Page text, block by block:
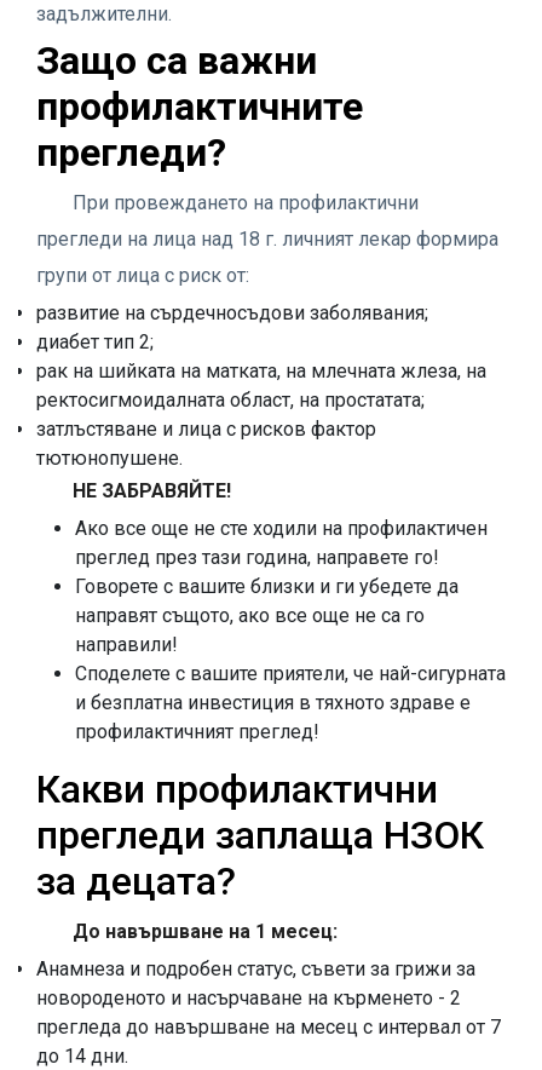
задължителни.
Защо са важни
профилактичните
прегледи?
При провеждането на профилактични
прегледи на лица над 18 г. личният лекар формира
групи от лица с риск от:
развитие на сърдечносъдови заболявания;
диабет тип 2;
рак на шийката на матката, на млечната жлеза, на
ректосигмоидалната област, на простатата;
затлъстяване и лица с рисков фактор
тютюнопушене.
НЕ ЗАБРАВЯЙТЕ!
Ако все още не сте ходили на профилактичен
преглед през тази година, направете го!
Говорете с вашите близки и ги убедете да
направят същото, ако все още не са го
направили!
Споделете с вашите приятели, че най-сигурната
и безплатна инвестиция в тяхното здраве е
профилактичният преглед!
Какви профилактични
прегледи заплаща НЗОК
за децата?
До навършване на 1 месец:
Анамнеза и подробен статус, съвети за грижи за
новороденото и насърчаване на кърменето - 2
прегледа до навършване на месец с интервал от 7
до 14 дни.